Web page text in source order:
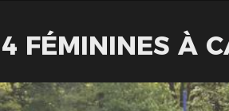
FÉMININES À